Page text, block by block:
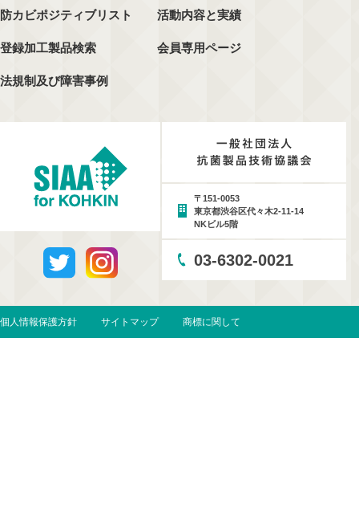
防カビポジティブリスト
登録加工製品検索
法規制及び障害事例
活動内容と実績
会員専用ページ
〒151-0053
東京都渋谷区代々木2-11-14
NKビル5階
03-6302-0021
個人情報保護方針 サイトマップ 商標に関して